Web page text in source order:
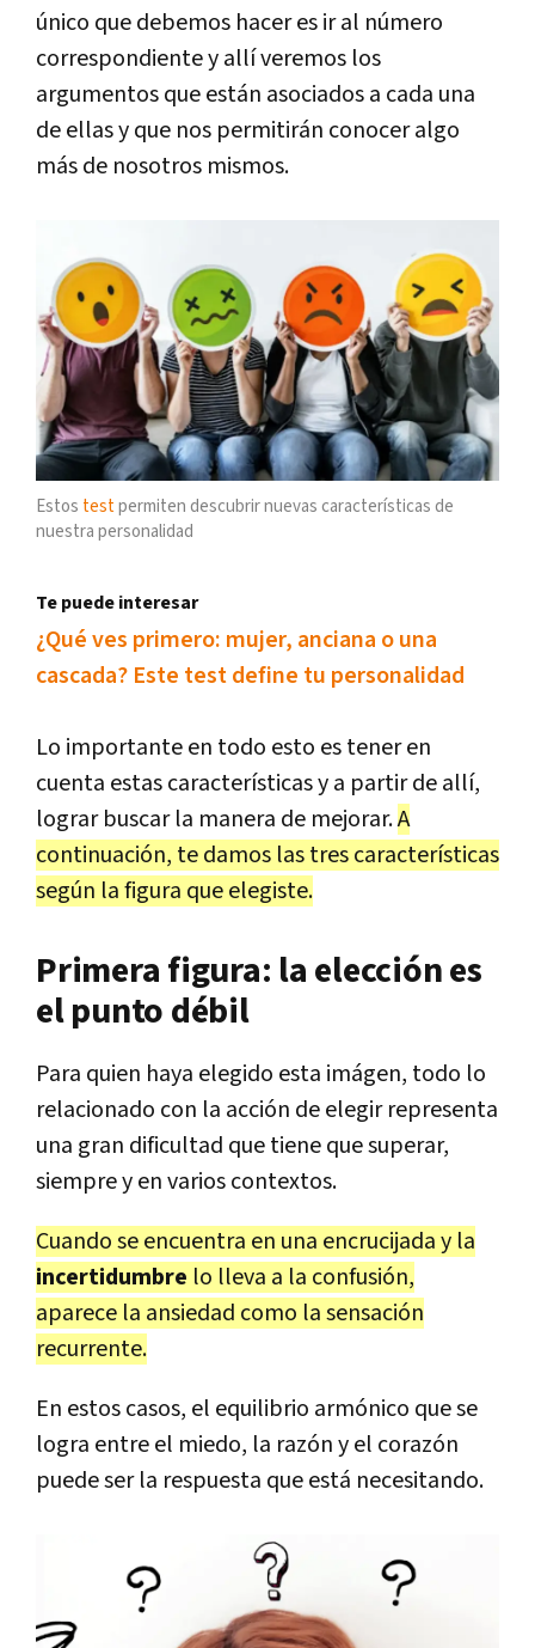
único que debemos hacer es ir al número
correspondiente y allí veremos los
argumentos que están asociados a cada una
de ellas y que nos permitirán conocer algo
más de nosotros mismos.
Estos testpermiten descubrir nuevas características de
nuestra personalidad
Te puede interesar
¿Qué ves primero: mujer, anciana o una
cascada? Este test define tu personalidad
Lo importante en todo esto es tener en
cuenta estas características y a partir de allí,
lograr buscar la manera de mejorar.A
continuación, te damos las tres características
según la figura que elegiste.
Primera figura: la elección es
el punto débil
Para quien haya elegido esta imágen, todo lo
relacionado con la acción de elegir representa
una gran dificultad que tiene que superar,
siempre y en varios contextos.
Cuando se encuentra en una encrucijada y la
incertidumbre lo lleva a la confusión,
aparece la ansiedad como la sensación
recurrente.
En estos casos, el equilibrio armónico que se
logra entre el miedo, la razón y el corazón
puede ser la respuesta que está necesitando.